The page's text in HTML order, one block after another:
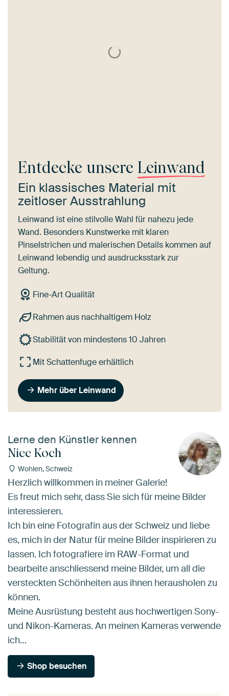
Entdecke unsere Leinwand
Ein klassisches Material mit
zeitloser Ausstrahlung
Leinwand ist eine stilvolle Wahl für nahezu jede
Wand. Besonders Kunstwerke mit klaren
Pinselstrichen und malerischen Details kommen auf
Leinwand lebendig und ausdrucksstark zur
Geltung.
Fine-Art Qualität
Rahmen aus nachhaltigem Holz
Stabilität von mindestens 10 Jahren
Mit Schattenfuge erhältlich
Mehr über Leinwand
Lerne den Künstler kennen
Nicc Koch
Wohlen, Schweiz
Herzlich willkommen in meiner Galerie!
Es freut mich sehr, dass Sie sich für meine Bilder
interessieren.
Ich bin eine Fotografin aus der Schweiz und liebe
es, mich in der Natur für meine Bilder inspirieren zu
lassen. Ich fotografiere im RAW-Format und
bearbeite anschliessend meine Bilder, um all die
versteckten Schönheiten aus ihnen herausholen zu
können.
Meine Ausrüstung besteht aus hochwertigen Sony-
und Nikon-Kameras. An meinen Kameras verwende
ich…
Shop besuchen